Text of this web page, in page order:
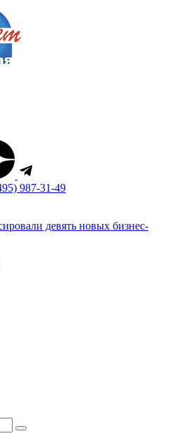
987-31-49
девять новых бизнес-